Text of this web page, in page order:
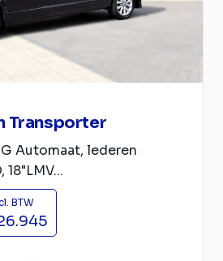
Transporter
Automaat, lederen
BTW